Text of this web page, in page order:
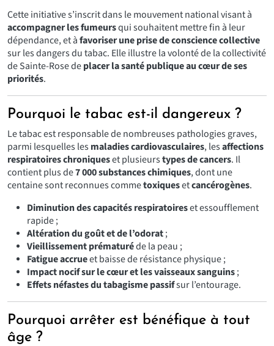
Cette initiative s’inscrit dans le mouvement national visant à
accompagner les fumeursqui souhaitent mettre fin à leur
dépendance, et àfavoriser une prise de conscience collective
sur les dangers du tabac. Elle illustre la volonté de la collectivité
de Sainte-Rose deplacer la santé publique au cœur de ses
priorités.
Pourquoi le tabac est-il dangereux ?
Le tabac est responsable de nombreuses pathologies graves,
parmi lesquelles lesmaladies cardiovasculaires, lesaffections
respiratoires chroniqueset plusieurstypes de cancers. Il
contient plus de7 000 substances chimiques, dont une
centaine sont reconnues commetoxiquesetcancérogènes.
Diminution des capacités respiratoireset essoufflement
rapide ;
Altération du goût et de l’odorat;
Vieillissement prématuréde la peau ;
Fatigue accrueet baisse de résistance physique ;
Impact nocif sur le cœur et les vaisseaux sanguins;
Effets néfastes du tabagisme passifsur l’entourage.
Pourquoi arrêter est bénéfique à tout
âge ?